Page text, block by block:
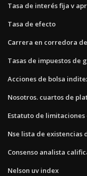
Tasa de interés fija v apr
Tasa de efecto
Carrera en corredora
Tasas de impuestos de
Acciones de bolsa
Nosotros. cuartos de
Estatuto de
Nse lista de existencias
Consenso analista
Nelson uv index